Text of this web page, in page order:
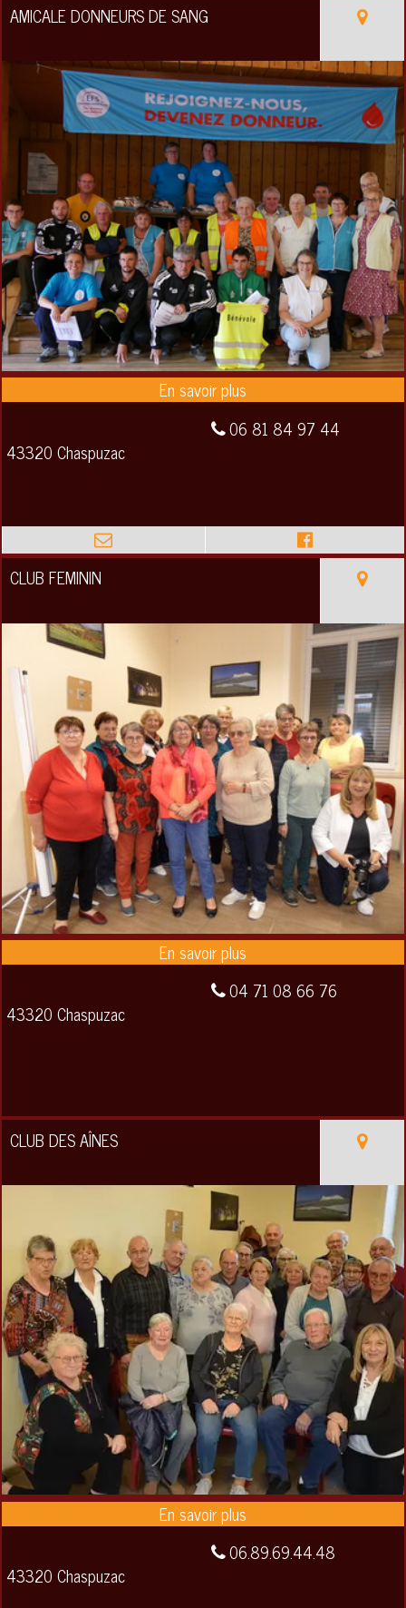
AMICALE DONNEURS DE SANG
43320 Chaspuzac
06 81 84 97 44
CLUB FEMININ
43320 Chaspuzac
04 71 08 66 76
CLUB DES AÎNES
43320 Chaspuzac
06.89.69.44.48